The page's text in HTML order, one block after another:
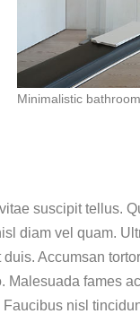
Minimalistic bathroom
suscipit tellus.
diam vel quam.
Accumsan
Malesuada fames
nisl